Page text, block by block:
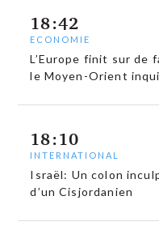
18:42
ECONOMIE
L’Europe finit sur de
le Moyen-Orient
18:10
INTERNATIONAL
Israël: Un colon
d’un Cisjordanien